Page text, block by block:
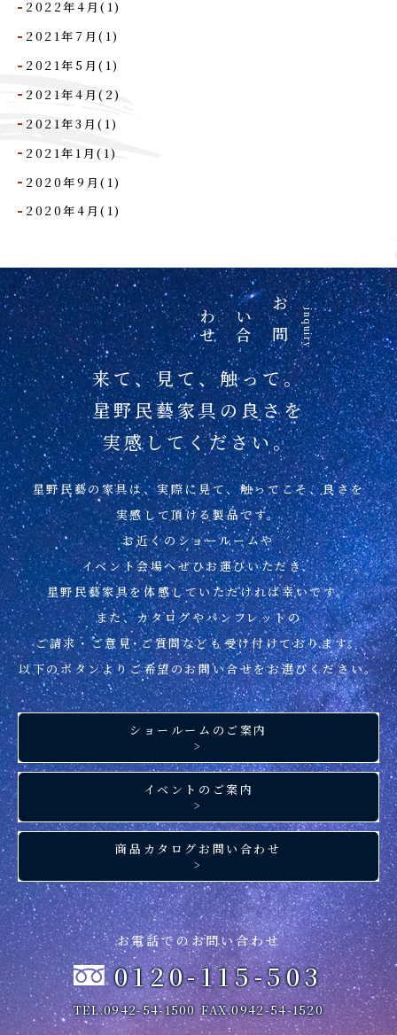
2022年4月(1)
2021年7月(1)
2021年5月(1)
2021年4月(2)
2021年3月(1)
2021年1月(1)
2020年9月(1)
2020年4月(1)
お
問
い
合
わ
せ inquiry
来て、見て、触って。
星野民藝家具の良さを
実感してください。
星野民藝の家具は、実際に見て、触ってこそ、良さを
実感して頂ける製品です。
お近くのショールームや
イベント会場へぜひお運びいただき、
星野民藝家具を体感していただければ幸いです。
また、カタログやパンフレットの
ご請求・ご意見･ご質問なども受け付けております。
以下のボタンよりご希望のお問い合せをお選びください。
ショールームのご案内
>
イベントのご案内
>
商品カタログお問い合わせ
>
お電話でのお問い合わせ
0120-115-503
TEL.0942-54-1500 FAX.0942-54-1520